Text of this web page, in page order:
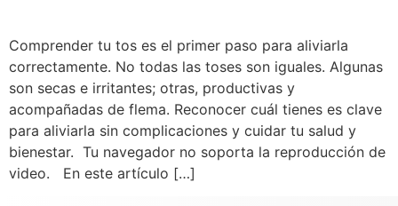
Comprender tu tos es el primer paso para aliviarla
correctamente. No todas las toses son iguales. Algunas
son secas e irritantes; otras, productivas y
acompañadas de flema. Reconocer cuál tienes es clave
para aliviarla sin complicaciones y cuidar tu salud y
bienestar. Tu navegador no soporta la reproducción de
video. En este artículo […]